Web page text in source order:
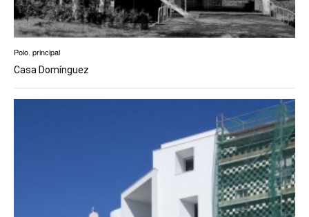
Poio, principal
Casa Domínguez